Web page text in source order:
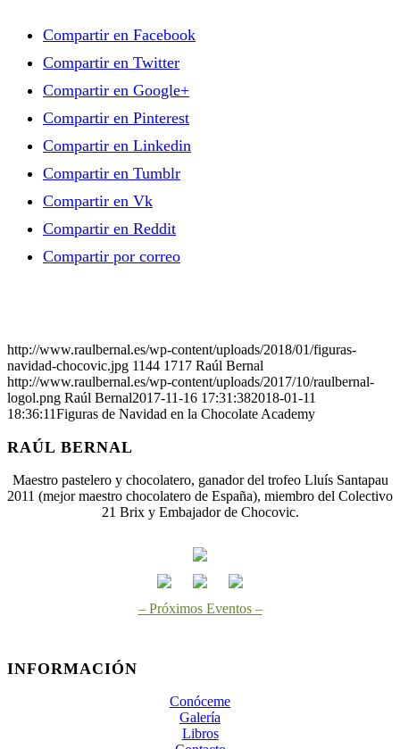
Compartir en Facebook
Compartir en Twitter
Compartir en Google+
Compartir en Pinterest
Compartir en Linkedin
Compartir en Tumblr
Compartir en Vk
Compartir en Reddit
Compartir por correo
http://www.raulbernal.es/wp-content/uploads/2018/01/figuras-
navidad-chocovic.jpg 1144 1717 Raúl Bernal
http://www.raulbernal.es/wp-content/uploads/2017/10/raulbernal-
logol.png Raúl Bernal2017-11-16 17:31:382018-01-11
18:36:11Figuras de Navidad en la Chocolate Academy
RAÚL BERNAL
Maestro pastelero y chocolatero, ganador del trofeo Lluís Santapau
2011 (mejor maestro chocolatero de España), miembro del Colectivo
21 Brix y Embajador de Chocovic.
– Próximos Eventos –
INFORMACIÓN
Conóceme
Galería
Libros